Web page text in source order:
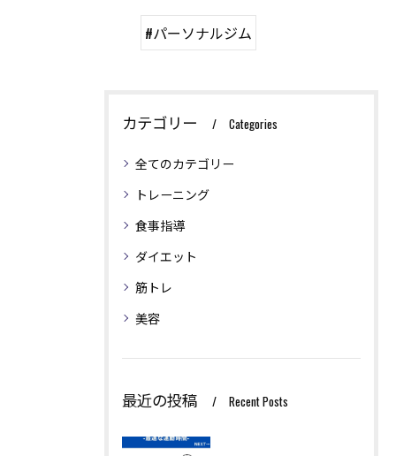
#パーソナルジム
カテゴリー Categories
全てのカテゴリー
トレーニング
食事指導
ダイエット
筋トレ
美容
最近の投稿 Recent Posts